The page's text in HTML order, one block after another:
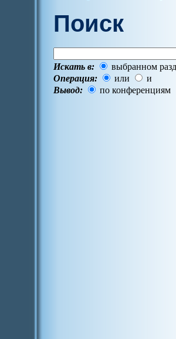
Поиск
Искать в:
выбранном
Операция:
или
и
Вывод:
по конференциям